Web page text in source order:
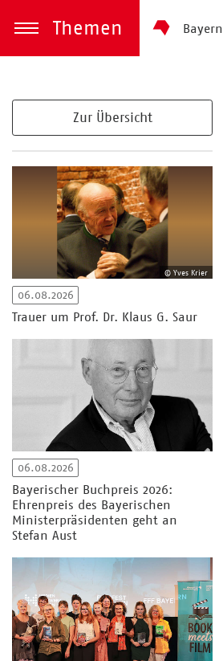
zum Inhalt springen
Themen
Menü öffnen
Bayern
Zur Übersicht
© Yves Krier
06.08.2026
Trauer um Prof. Dr. Klaus G. Saur
06.08.2026
Bayerischer Buchpreis 2026:
Ehrenpreis des Bayerischen
Ministerpräsidenten geht an
Stefan Aust